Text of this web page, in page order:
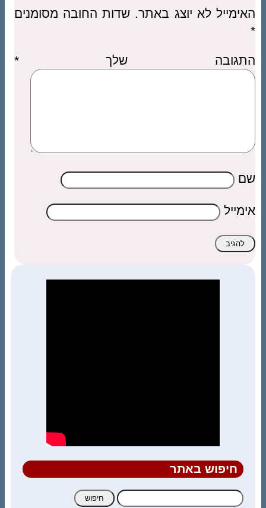
האימייל לא יוצג באתר. שדות החובה מסומנים
*
התגובה שלך*
שם
אימייל
חיפוש באתר
חיפוש: